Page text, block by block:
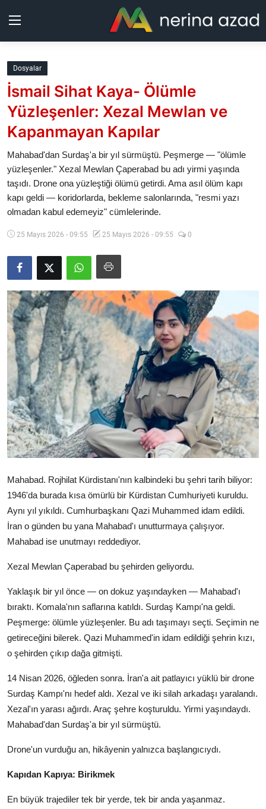
Kurdistan
Bölgeler
Yaşam
Güncel
Analiz
Makaleler
Video
Yazarlar
Arşiv
İletişim
Türkçe Kurdi
Dosyalar
İsmail Sihat Kaya- Ölümle
Yüzleşenler: Xezal Mewlan ve
Kapanmayan Kapılar
Mahabad'dan Surdaş'a bir yıl sürmüştü. Peşmerge — "ölümle
yüzleşenler." Xezal Mewlan Çaperabad bu adı yirmi yaşında
taşıdı. Drone ona yüzleştiği ölümü getirdi. Ama asıl ölüm kapı
kapı geldi — koridorlarda, bekleme salonlarında, "resmi yazı
olmadan kabul edemeyiz" cümlelerinde.
25 Mayıs 2026 - 09:55 25 Mayıs 2026 - 09:55 0
Mahabad. Rojhilat Kürdistanı'nın kalbindeki bu şehri tarih biliyor:
1946'da burada kısa ömürlü bir Kürdistan Cumhuriyeti kuruldu.
Aynı yıl yıkıldı. Cumhurbaşkanı Qazi Muhammed idam edildi.
İran o günden bu yana Mahabad'ı unutturmaya çalışıyor.
Mahabad ise unutmayı reddediyor.
Xezal Mewlan Çaperabad bu şehirden geliyordu.
Yaklaşık bir yıl önce — on dokuz yaşındayken — Mahabad'ı
bıraktı. Komala'nın saflarına katıldı. Surdaş Kampı'na geldi.
Peşmerge: ölümle yüzleşenler. Bu adı taşımayı seçti. Seçimin ne
getireceğini bilerek. Qazi Muhammed'in idam edildiği şehrin kızı,
o şehirden çıkıp dağa gitmişti.
14 Nisan 2026, öğleden sonra. İran'a ait patlayıcı yüklü bir drone
Surdaş Kampı'nı hedef aldı. Xezal ve iki silah arkadaşı yaralandı.
Xezal'ın yarası ağırdı. Araç şehre koşturuldu. Yirmi yaşındaydı.
Mahabad'dan Surdaş'a bir yıl sürmüştü.
Drone'un vurduğu an, hikâyenin yalnızca başlangıcıydı.
Kapıdan Kapıya: Birikmek
En büyük trajediler tek bir yerde, tek bir anda yaşanmaz.